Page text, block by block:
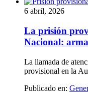
6 abril, 2026
La prisión
Nacional:
La llamada de
provisional en la
Publicado en: